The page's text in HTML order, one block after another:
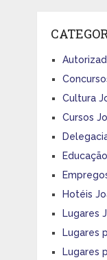
Cultura
Cursos
Hotéis
Lugares
Lugares
Lugares